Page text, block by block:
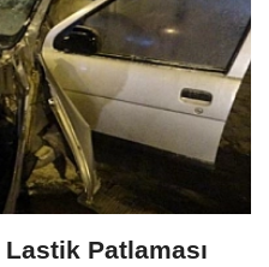
Patlaması